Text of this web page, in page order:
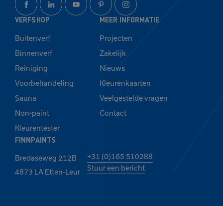
VERFSHOP
Buitenverf
Binnenverf
Reiniging
Voorbehandeling
Sauna
Non-paint
Kleurentester
MEER INFORMATIE
Projecten
Zakelijk
Nieuws
Kleurenkaarten
Veelgestelde vragen
Contact
FINNPAINTS
Bredaseweg 212B
4873 LA Etten-Leur
+31 (0)165 510288
Stuur een bericht